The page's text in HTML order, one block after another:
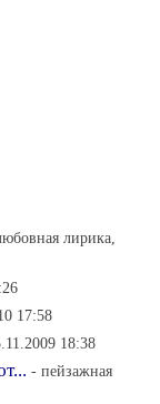
лирика,
17:58
18:38
- пейзажная